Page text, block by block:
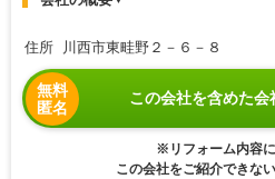
住所 川西市東畦野２－６－８
無料
匿名
この会社を含めた会
※リフォーム内容に
この会社をご紹介できな